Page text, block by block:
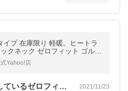
イプ 在庫限り 軽暖。ヒートラ
クネック ゼロフィット ゴルフ
ー ウェア ZEROFIT HEATRU
Yahoo!店
以前より冬季に愛用しているゼロフィット… 2021/11/23